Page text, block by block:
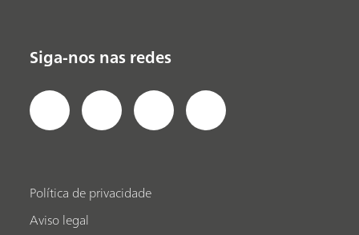
Siga-nos nas redes
Política de privacidade
Aviso legal